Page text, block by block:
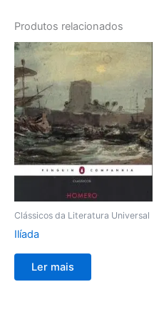
Produtos relacionados
Clássicos da Literatura Universal
Ilíada
Ler mais